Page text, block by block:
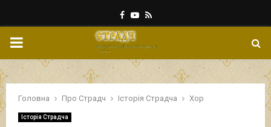
Facebook
Youtube
Rss
PRIMARY
MENU
Головна Про Страдч Історія Страдча Хор
Історія Страдча